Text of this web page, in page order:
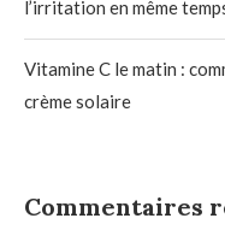
l’irritation en même
Vitamine C le matin :
crème solaire
Commentaires